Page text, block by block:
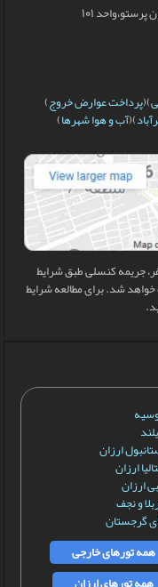
101
)(پرداخت عوارض خروج)
)(آب و هوا شهرها)
جریمه کنسلی طبق شرایط
دریافت خواهد شد. برای مطالعه شرایط
ارزان
ارزان
ارزان
و نجف
گرجستان
همه تورهای خارجی